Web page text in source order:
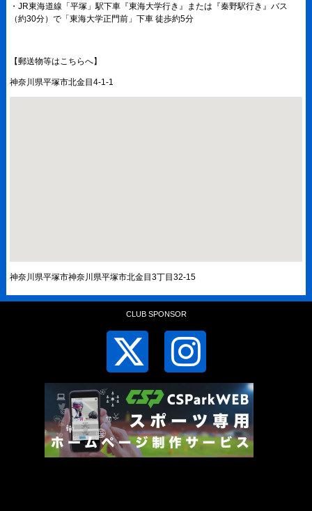
・JR東海道線「平塚」駅下車『東海大学行き』または『秦野駅行き』バス
（約30分）で「東海大学正門前」下車 徒歩約5分
【郵送物等はこちらへ】
神奈川県平塚市北金目4-1-1
神奈川県平塚市神奈川県平塚市北金目3丁目32-15
CLUB SPONSOR